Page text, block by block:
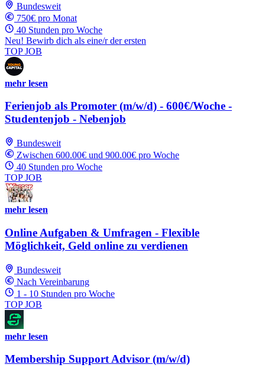
Bundesweit
750€ pro Monat
40 Stunden pro Woche
Neu! Bewirb dich als eine/r der ersten
TOP JOB
mehr lesen
Ferienjob als Promoter (m/w/d) - 600€/Woche -
Studentenjob - Nebenjob
Bundesweit
Zwischen 600.00€ und 900.00€ pro Woche
40 Stunden pro Woche
TOP JOB
mehr lesen
Online Aufgaben & Umfragen - Flexible
Möglichkeit, Geld online zu verdienen
Bundesweit
Nach Vereinbarung
1 - 10 Stunden pro Woche
TOP JOB
mehr lesen
Membership Support Advisor (m/w/d)